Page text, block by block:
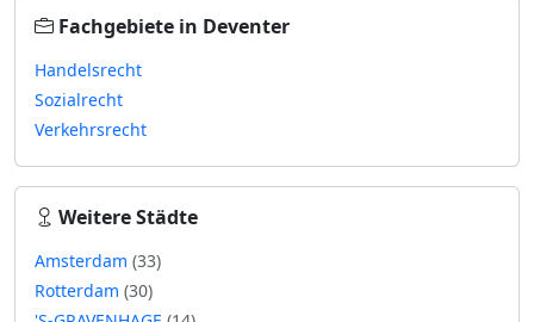
Fachgebiete in Deventer
Handelsrecht
Sozialrecht
Verkehrsrecht
Weitere Städte
Amsterdam (33)
Rotterdam (30)